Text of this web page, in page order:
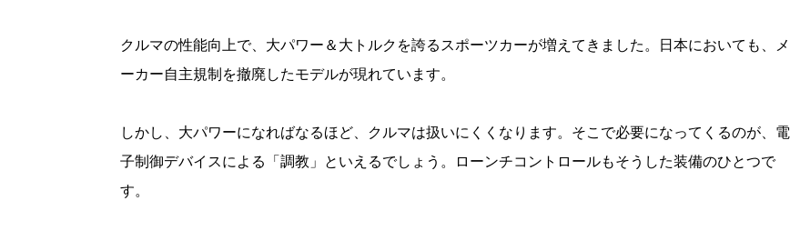
クルマの性能向上で、大パワー＆大トルクを誇るスポーツカーが増えてきました。日本においても、メ
ーカー自主規制を撤廃したモデルが現れています。
しかし、大パワーになればなるほど、クルマは扱いにくくなります。そこで必要になってくるのが、電
子制御デバイスによる「調教」といえるでしょう。ローンチコントロールもそうした装備のひとつで
す。